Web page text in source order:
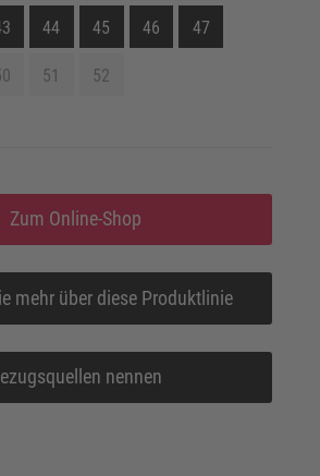
44 45 46 47
51 52
Zum Online-Shop
mehr über diese Produktlinie
nennen